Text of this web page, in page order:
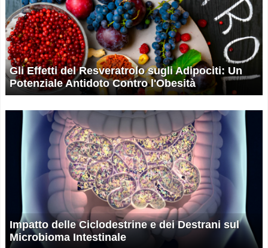
Gli Effetti del Resveratrolo sugli Adipociti: Un
Potenziale Antidoto Contro l'Obesità
Impatto delle Ciclodestrine e dei Destrani sul
Microbioma Intestinale